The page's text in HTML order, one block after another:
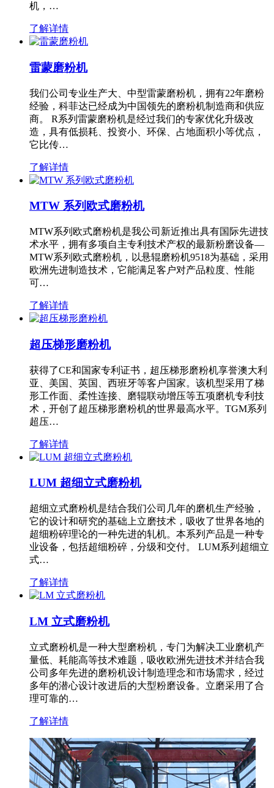
机，…
了解详情
雷蒙磨粉机
我们公司专业生产大、中型雷蒙磨粉机，拥有22年磨粉
经验，科菲达已经成为中国领先的磨粉机制造商和供应
商。 R系列雷蒙磨粉机是经过我们的专家优化升级改
造，具有低损耗、投资小、环保、占地面积小等优点，
它比传…
了解详情
MTW 系列欧式磨粉机
MTW系列欧式磨粉机是我公司新近推出具有国际先进技
术水平，拥有多项自主专利技术产权的最新粉磨设备—
MTW系列欧式磨粉机，以悬辊磨粉机9518为基础，采用
欧洲先进制造技术，它能满足客户对产品粒度、性能
可…
了解详情
超压梯形磨粉机
获得了CE和国家专利证书，超压梯形磨粉机享誉澳大利
亚、美国、英国、西班牙等客户国家。该机型采用了梯
形工作面、柔性连接、磨辊联动增压等五项磨机专利技
术，开创了超压梯形磨粉机的世界最高水平。TGM系列
超压…
了解详情
LUM 超细立式磨粉机
超细立式磨粉机是结合我们公司几年的磨机生产经验，
它的设计和研究的基础上立磨技术，吸收了世界各地的
超细粉碎理论的一种先进的轧机。本系列产品是一种专
业设备，包括超细粉碎，分级和交付。 LUM系列超细立
式…
了解详情
LM 立式磨粉机
立式磨粉机是一种大型磨粉机，专门为解决工业磨机产
量低、耗能高等技术难题，吸收欧洲先进技术并结合我
公司多年先进的磨粉机设计制造理念和市场需求，经过
多年的潜心设计改进后的大型粉磨设备。立磨采用了合
理可靠的…
了解详情